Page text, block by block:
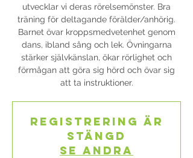
utvecklar vi deras rörelsemönster. Bra
träning för deltagande förälder/anhörig.
Barnet övar kroppsmedvetenhet genom
dans, ibland sång och lek. Övningarna
stärker självkänslan, ökar rörlighet och
förmågan att göra sig hörd och övar sig
att ta instruktioner.
Registrering är
stängd
Se andra